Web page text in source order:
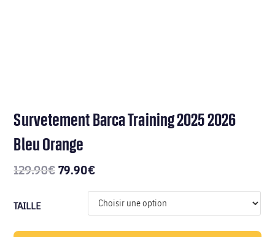
Survetement Barca Training 2025 2026
Bleu Orange
129.90€ 79.90€
TAILLE